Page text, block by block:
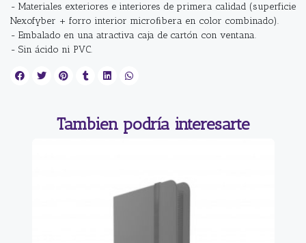
- Materiales exteriores e interiores de primera calidad (superficie
Nexofyber + forro interior microﬁbera en color combinado).
- Embalado en una atractiva caja de cartón con ventana.
- Sin ácido ni PVC.
Tambien podría interesarte